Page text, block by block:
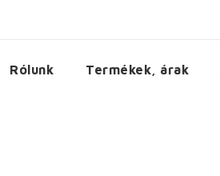
Rólunk Termékek, árak